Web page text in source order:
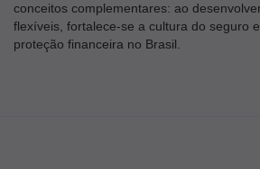
conceitos complementares: ao
flexíveis, fortalece-se a cultura do seguro
proteção financeira no Brasil.